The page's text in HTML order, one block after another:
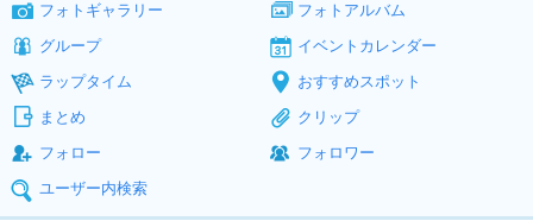
フォトギャラリー
フォトアルバム
グループ
イベントカレンダー
ラップタイム
おすすめスポット
まとめ
クリップ
フォロー
フォロワー
ユーザー内検索